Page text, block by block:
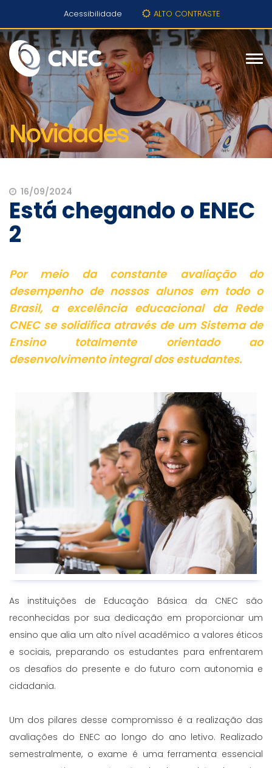
Acessibilidade ALTO CONTRASTE
Novidades
16/09/2024
Está chegando o ENEC
2
Por meio da constante avaliação do
desempenho de nossos alunos em todo o
Brasil, a excelência educacional da Rede
CNEC se solidifica através de um Sistema de
Ensino totalmente orientado ao
desenvolvimento integral dos estudantes.
As instituições de Educação Básica da CNEC são
reconhecidas por sua dedicação em proporcionar um
ensino que alia um alto nível acadêmico a valores éticos
e sociais, preparando os estudantes para enfrentarem
os desafios do presente e do futuro com autonomia e
cidadania.
Um dos pilares desse compromisso é a realização das
avaliações do ENEC ao longo do ano letivo. Realizado
semestralmente, o exame é uma ferramenta essencial